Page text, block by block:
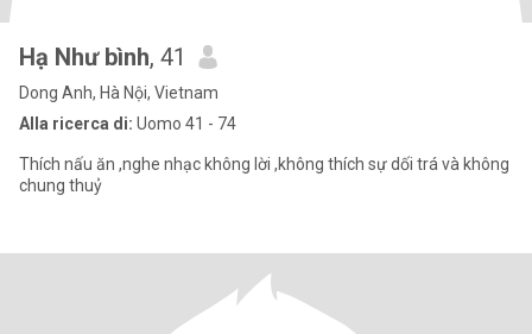
Hạ Như bình, 41
Dong Anh, Hà Nội, Vietnam
Alla ricerca di: Uomo 41 - 74
Thích nấu ăn ,nghe nhạc không lời ,không thích sự dối trá và không
chung thuỷ